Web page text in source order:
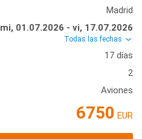
Madrid
mi, 01.07.2026 - vi, 17.07.2026
Todas las fechas
17 días
2
Aviones
6750 EUR